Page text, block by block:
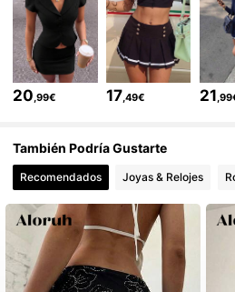
489K Seguidores
4,82 489K Seguidores
4,82 489K Seguidores
4,82 489K Seguidores
4,82 489K Seguidores
20,99€ 17,49€ 21
También Podría Gustarte
Recomendados Joyas & Relojes